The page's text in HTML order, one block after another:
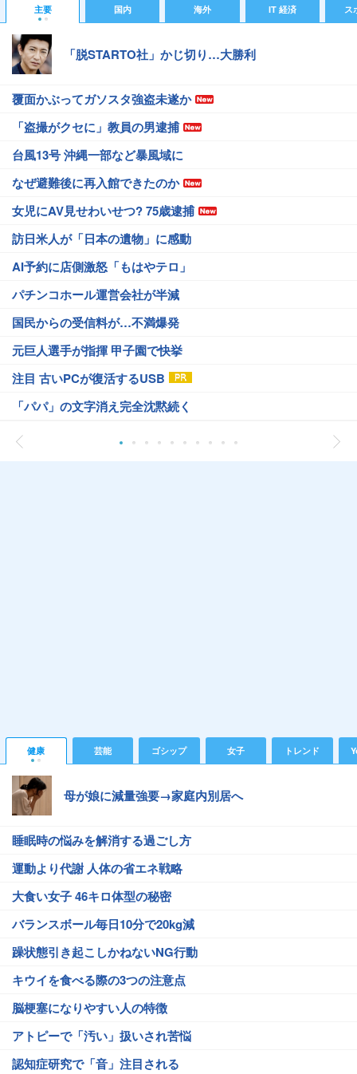
主要 国内 海外 IT 経済 ス
「脱STARTO社」かじ切り…大勝利
覆面かぶってガソスタ強盗未遂か
「盗撮がクセに」教員の男逮捕
台風13号 沖縄一部など暴風域に
なぜ避難後に再入館できたのか
女児にAV見せわいせつ? 75歳逮捕
訪日米人が「日本の遺物」に感動
AI予約に店側激怒「もはやテロ」
パチンコホール運営会社が半減
国民からの受信料が…不満爆発
元巨人選手が指揮 甲子園で快挙
注目 古いPCが復活するUSB
「パパ」の文字消え完全沈黙続く
健康 芸能 ゴシップ 女子 トレンド
母が娘に減量強要→家庭内別居へ
睡眠時の悩みを解消する過ごし方
運動より代謝 人体の省エネ戦略
大食い女子 46キロ体型の秘密
バランスボール毎日10分で20kg減
躁状態引き起こしかねないNG行動
キウイを食べる際の3つの注意点
脳梗塞になりやすい人の特徴
アトピーで「汚い」扱いされ苦悩
認知症研究で「音」注目される